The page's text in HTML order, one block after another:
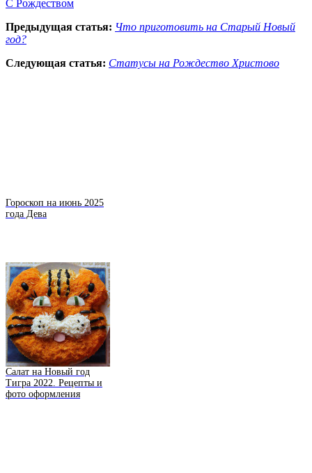
С Рождеством
Предыдущая статья: Что приготовить на Старый Новый
год?
Следующая статья: Статусы на Рождество Христово
Гороскоп на июнь 2025
года Дева
Салат на Новый год
Тигра 2022. Рецепты и
фото оформления